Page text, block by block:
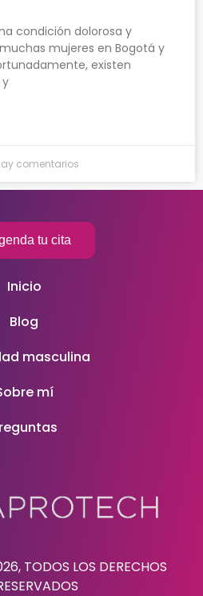
condición dolorosa y
mujeres en Bogotá y
existen
comentarios
TODOS LOS DERECHOS
Inicio
Blog
masculina
mí
tu cita